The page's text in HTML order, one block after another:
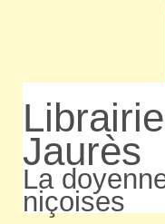
Jaurès
La
niçoises